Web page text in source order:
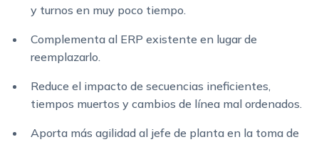
y turnos en muy poco tiempo.
Complementa al ERP existente en lugar de
reemplazarlo.
Reduce el impacto de secuencias ineficientes,
tiempos muertos y cambios de línea mal ordenados.
Aporta más agilidad al jefe de planta en la toma de